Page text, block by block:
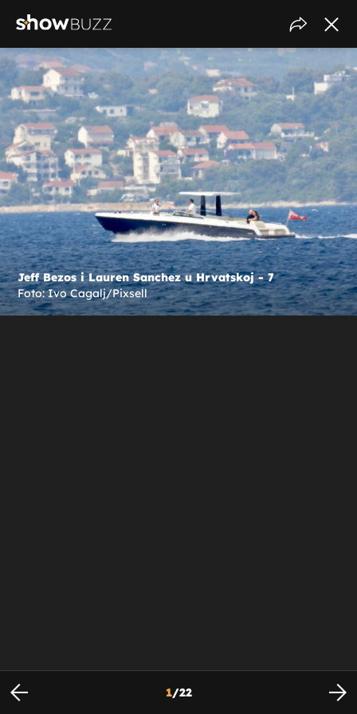
Jeff Bezos i Lauren Sanchez u Hrvatskoj - 7
Foto: Ivo Cagalj/Pixsell
1/22